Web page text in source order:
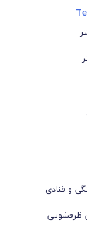
و قنادی
ظرفشویی